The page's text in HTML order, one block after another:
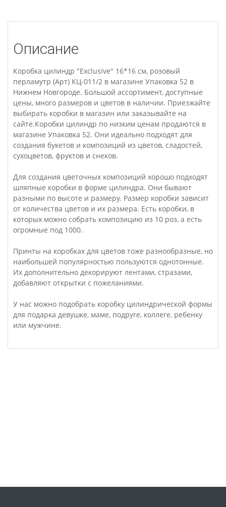
Описание
Коробка цилиндр "Exclusive" 16*16 см, розовый
перламутр (Арт) КЦ-011/2 в магазине Упаковка 52 в
Нижнем Новгороде. Большой ассортимент, доступные
цены, много размеров и цветов в наличии. Приезжайте
выбирать коробки в магазин или заказывайте на
сайте.Коробки цилиндр по низким ценам продаются в
магазине Упаковка 52. Они идеально подходят для
создания букетов и композиций из цветов, сладостей,
сухоцветов, фруктов и снеков.
Для создания цветочных композиций хорошо подходят
шляпные коробки в форме цилиндра. Они бывают
разными по высоте и размеру. Размер коробки зависит
от количества цветов и их размера. Есть коробки, в
которых можно собрать композицию из 10 роз, а есть
огромные под 1000.
Принты на коробках для цветов тоже разнообразные, но
наибольшей популярностью пользуются однотонные.
Их дополнительно декорируют лентами, стразами,
добавляют открытки с пожеланиями.
У нас можно подобрать коробку цилиндрической формы
для подарка девушке, маме, подруге, коллеге, ребенку
или мужчине.